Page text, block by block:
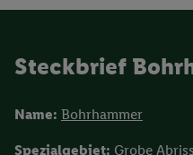
Steckbrief
Name: Bohrhammer
Spezialgebiet: Grobe